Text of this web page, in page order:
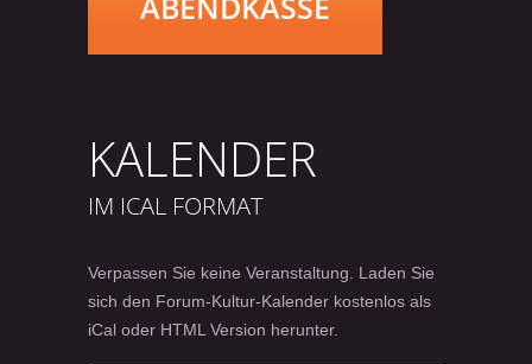
KALENDER
IM ICAL FORMAT
Verpassen Sie keine Veranstaltung. Laden Sie
sich den Forum-Kultur-Kalender kostenlos als
iCal oder HTML Version herunter.